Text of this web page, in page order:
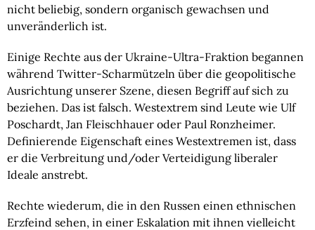
nicht beliebig, sondern organisch gewachsen und
unveränderlich ist.
Einige Rechte aus der Ukraine-Ultra-Fraktion begannen
während Twitter-Scharmützeln über die geopolitische
Ausrichtung unserer Szene, diesen Begriff auf sich zu
beziehen. Das ist falsch. Westextrem sind Leute wie Ulf
Poschardt, Jan Fleischhauer oder Paul Ronzheimer.
Definierende Eigenschaft eines Westextremen ist, dass
er die Verbreitung und/oder Verteidigung liberaler
Ideale anstrebt.
Rechte wiederum, die in den Russen einen ethnischen
Erzfeind sehen, in einer Eskalation mit ihnen vielleicht